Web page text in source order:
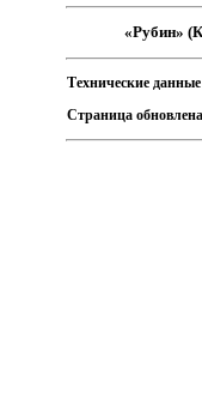
«Рубин»
Технические
Страница обновлена